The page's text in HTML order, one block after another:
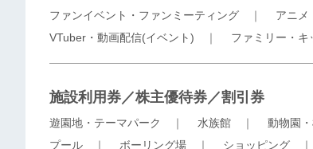
ファンイベント・ファンミーティング ｜ アニメ
VTuber・動画配信(イベント) ｜ ファミリー・キ
施設利用券／株主優待券／割引券
遊園地・テーマパーク ｜ 水族館 ｜ 動物園
プール ｜ ボーリング場 ｜ ショッピング